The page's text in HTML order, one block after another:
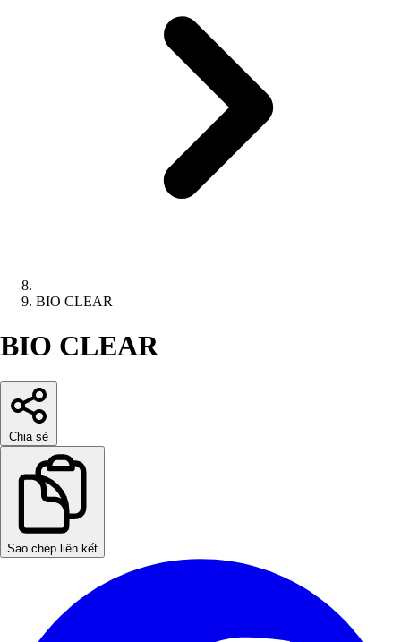
BIO CLEAR
BIO CLEAR
Chia sẻ
Sao chép liên kết